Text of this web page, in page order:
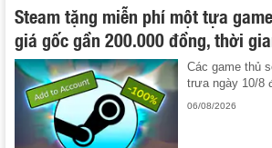
Steam tặng miễn phí một tựa
giá gốc gần 200.000 đồng, thời
Các game thủ
trưa ngày 10/8
06/08/2026